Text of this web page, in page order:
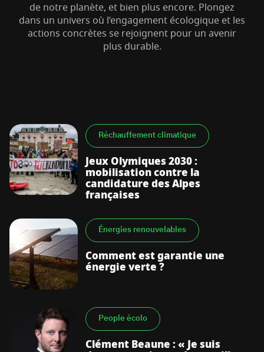
de notre planète, et bien plus encore. Plongez
dans un univers où l’engagement écologique et les
actions concrètes se rejoignent pour un avenir
plus durable.
Réchauffement climatique
Jeux Olymiques 2030 :
mobilisation contre la
candidature des Alpes
françaises
Énergies renouvelables
Comment est garantie une
énergie verte ?
People écolo
Clément Beaune : « Je suis